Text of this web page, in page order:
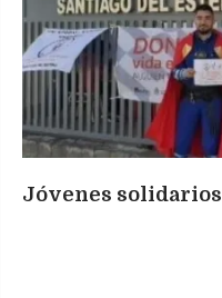
Jóvenes solidarios